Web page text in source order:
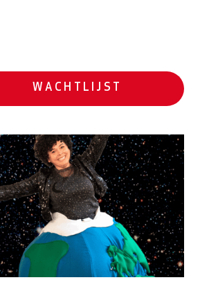
WACHTLIJST